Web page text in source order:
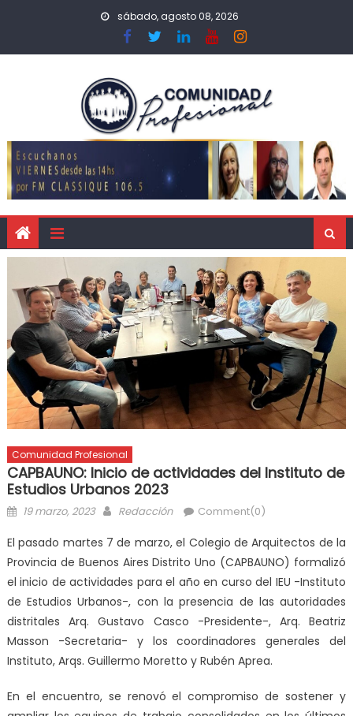
sábado, agosto 08, 2026
Comunidad Profesional
CAPBAUNO: Inicio de actividades del Instituto de
Estudios Urbanos 2023
19 marzo, 2023 Redacción Comment(0)
El pasado martes 7 de marzo, el Colegio de Arquitectos de la
Provincia de Buenos Aires Distrito Uno (CAPBAUNO) formalizó
el inicio de actividades para el año en curso del IEU -Instituto
de Estudios Urbanos-, con la presencia de las autoridades
distritales Arq. Gustavo Casco -Presidente-, Arq. Beatriz
Masson -Secretaria- y los coordinadores generales del
Instituto, Arqs. Guillermo Moretto y Rubén Aprea.
En el encuentro, se renovó el compromiso de sostener y